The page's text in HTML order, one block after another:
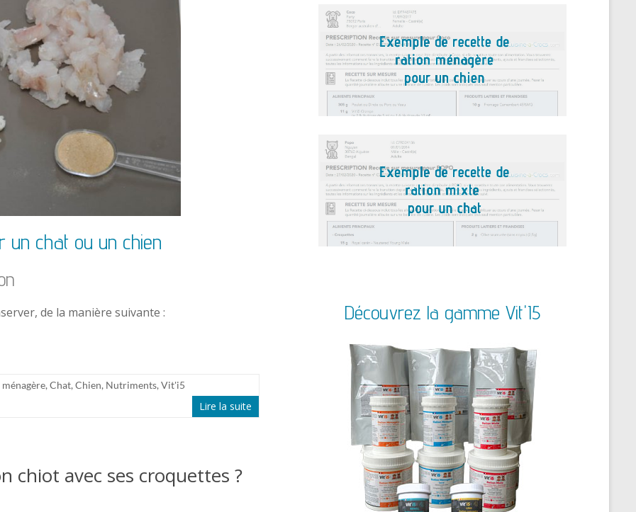
chat ou un chien
de la manière suivante :
,Chat,Chien, Nutriments,Vit'i5
Lire la suite
chiot avec ses croquettes ?
Découvrez la gamme Vit'I5